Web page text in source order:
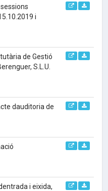
i
de Gestió
S.L.U.
dauditoria de
i eixida,